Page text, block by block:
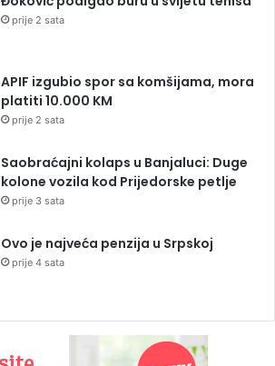
prije 2 sata
APIF izgubio spor sa komšijama, mora
platiti 10.000 KM
prije 2 sata
Saobraćajni kolaps u Banjaluci: Duge
kolone vozila kod Prijedorske petlje
prije 3 sata
Ovo je najveća penzija u Srpskoj
prije 4 sata